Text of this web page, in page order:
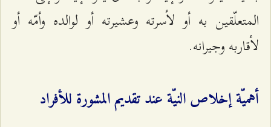
المتعلّقين به أو لأسرته وعشيرته أو لوالده وأمّه أو
لأقاربه وجيرانه.
أهميّة إخلاص النيّة عند تقديم المشورة للأفراد